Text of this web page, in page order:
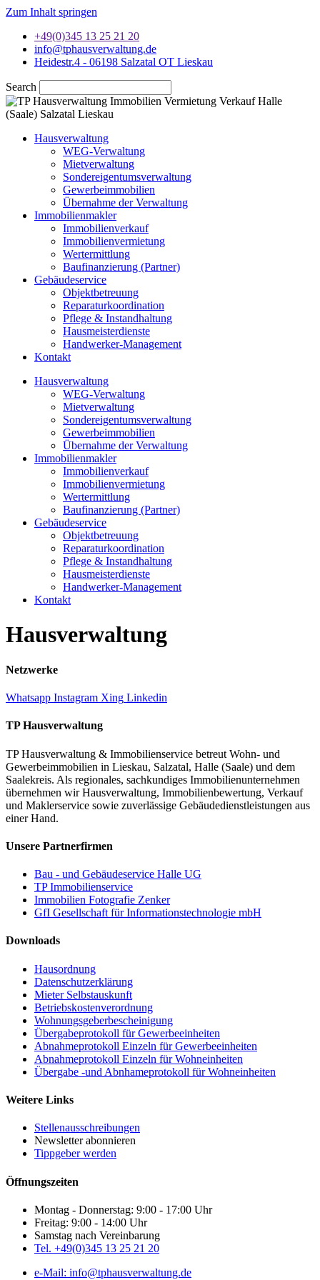
Zum Inhalt springen
+49(0)345 13 25 21 20
info@tphausverwaltung.de
Heidestr.4 - 06198 Salzatal OT Lieskau
Search
Hausverwaltung
WEG-Verwaltung
Mietverwaltung
Sondereigentumsverwaltung
Gewerbeimmobilien
Übernahme der Verwaltung
Immobilienmakler
Immobilienverkauf
Immobilienvermietung
Wertermittlung
Baufinanzierung (Partner)
Gebäudeservice
Objektbetreuung
Reparaturkoordination
Pflege & Instandhaltung
Hausmeisterdienste
Handwerker‑Management
Kontakt
Hausverwaltung
WEG-Verwaltung
Mietverwaltung
Sondereigentumsverwaltung
Gewerbeimmobilien
Übernahme der Verwaltung
Immobilienmakler
Immobilienverkauf
Immobilienvermietung
Wertermittlung
Baufinanzierung (Partner)
Gebäudeservice
Objektbetreuung
Reparaturkoordination
Pflege & Instandhaltung
Hausmeisterdienste
Handwerker‑Management
Kontakt
Hausverwaltung
Netzwerke
Whatsapp Instagram Xing Linkedin
TP Hausverwaltung
TP Hausverwaltung & Immobilienservice betreut Wohn‑ und
Gewerbeimmobilien in Lieskau, Salzatal, Halle (Saale) und dem
Saalekreis. Als regionales, sachkundiges Immobilienunternehmen
übernehmen wir Hausverwaltung, Immobilienbewertung, Verkauf
und Maklerservice sowie zuverlässige Gebäudedienstleistungen aus
einer Hand.
Unsere Partnerfirmen
Bau - und Gebäudeservice Halle UG
TP Immobilienservice
Immobilien Fotografie Zenker
GfI Gesellschaft für Informationstechnologie mbH
Downloads
Hausordnung
Datenschutzerklärung
Mieter Selbstauskunft
Betriebskostenverordnung
Wohnungsgeberbescheinigung
Übergabeprotokoll für Gewerbeeinheiten
Abnahmeprotokoll Einzeln für Gewerbeeinheiten
Abnahmeprotokoll Einzeln für Wohneinheiten
Übergabe -und Abnhameprotokoll für Wohneinheiten
Weitere Links
Stellenausschreibungen
Newsletter abonnieren
Tippgeber werden
Öffnungszeiten
Montag - Donnerstag: 9:00 - 17:00 Uhr
Freitag: 9:00 - 14:00 Uhr
Samstag nach Vereinbarung
Tel. +49(0)345 13 25 21 20
e-Mail: info@tphausverwaltung.de